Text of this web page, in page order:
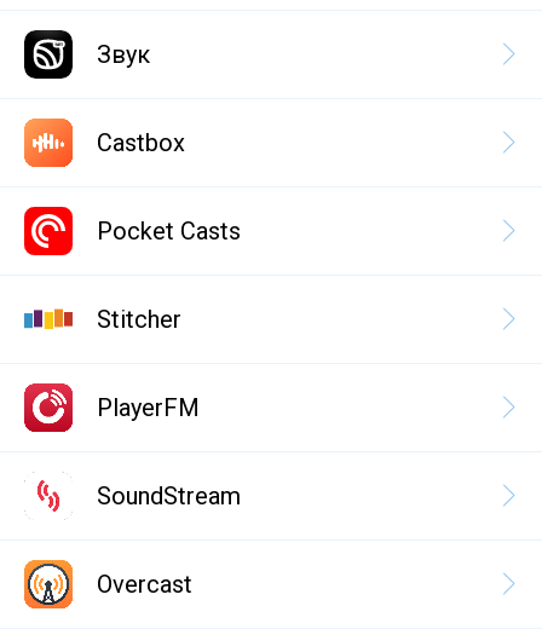
Звук
Castbox
Pocket Casts
Stitcher
PlayerFM
SoundStream
Overcast